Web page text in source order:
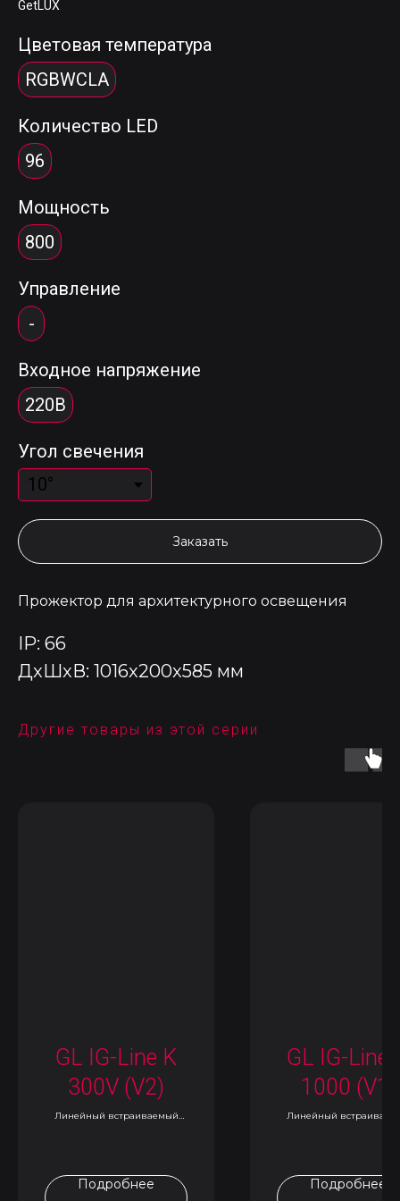
GetLUX
Цветовая температура
RGBWCLA
Количество LED
96
Мощность
800
Управление
-
Входное напряжение
220В
Угол свечения
Заказать
Прожектор для архитектурного освещения
IP: 66
ДxШxВ: 1016x200x585 мм
Другие товары из этой серии
GL IG-Line K
300V (V2)
Линейный встраиваемый
Подробнее
GL IG-Line
1000 (V1)
Линейный
Подробнее